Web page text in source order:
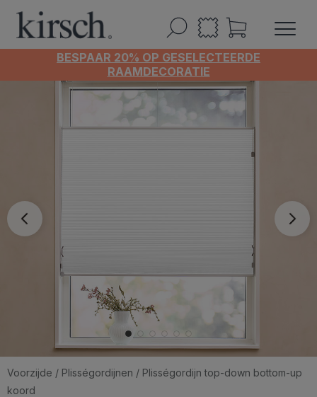
BESPAAR 20% OP GESELECTEERDE
RAAMDECORATIE
Voorzijde / Plisségordijnen / Plisségordijn top-down bottom-up
koord